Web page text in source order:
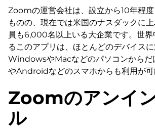
Zoomの運営会社は、設立から10年程
ものの、現在では米国のナスダックに
員も6,000名以上いる大企業です。世
るこのアプリは、ほとんどのデバイスに
WindowsやMacなどのパソコンからだ
やAndroidなどのスマホからも利用が可
Zoomのアンイ
ル